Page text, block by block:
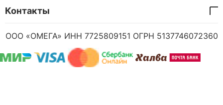
Контакты
ООО «ОМЕГА» ИНН 7725809151 ОГРН 5137746072360